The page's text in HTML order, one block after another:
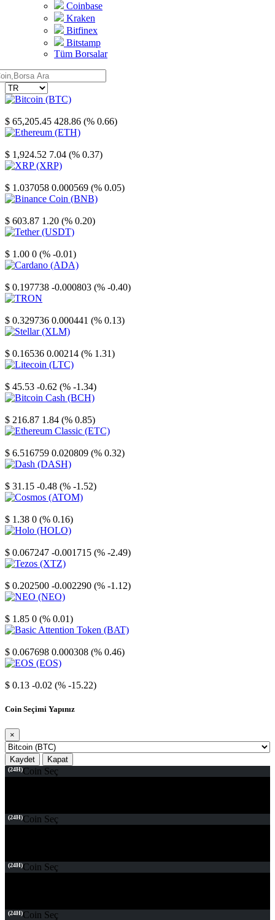
Coinbase
Kraken
Bitfinex
Bitstamp
Tüm Borsalar
$ 65,205.45 428.86 (% 0.66)
$ 1,924.52 7.04 (% 0.37)
$ 1.037058 0.000569 (% 0.05)
$ 603.87 1.20 (% 0.20)
$ 1.00 0 (% -0.01)
$ 0.197738 -0.000803 (% -0.40)
$ 0.329736 0.000441 (% 0.13)
$ 0.16536 0.00214 (% 1.31)
$ 45.53 -0.62 (% -1.34)
$ 216.87 1.84 (% 0.85)
$ 6.516759 0.020809 (% 0.32)
$ 31.15 -0.48 (% -1.52)
$ 1.38 0 (% 0.16)
$ 0.067247 -0.001715 (% -2.49)
$ 0.202500 -0.002290 (% -1.12)
$ 1.85 0 (% 0.01)
$ 0.067698 0.000308 (% 0.46)
$ 0.13 -0.02 (% -15.22)
Coin Seçimi Yapınız
×
Kaydet Kapat
(24H)Coin Seç
(24H)Coin Seç
(24H)Coin Seç
(24H)Coin Seç